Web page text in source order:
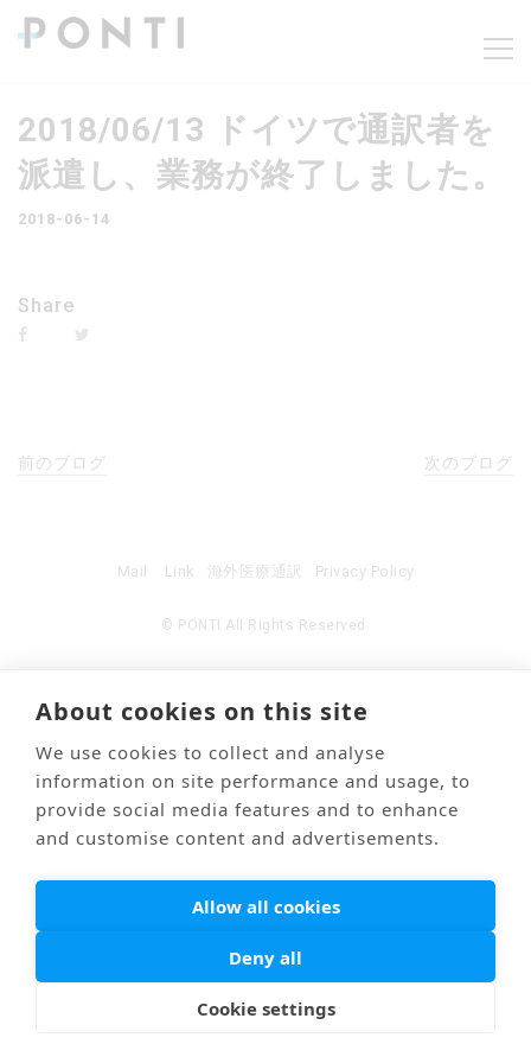
2018/06/13 ドイツで通訳者を
派遣し、業務が終了しました。
2018-06-14
Share
前のブログ 次のブログ
© PONTI All Rights Reserved.
Mail Link 海外医療通訳 Privacy Policy
About cookies on this site
We use cookies to collect and analyse
information on site performance and usage, to
provide social media features and to enhance
and customise content and advertisements.
Allow all cookies
Deny all
Cookie settings